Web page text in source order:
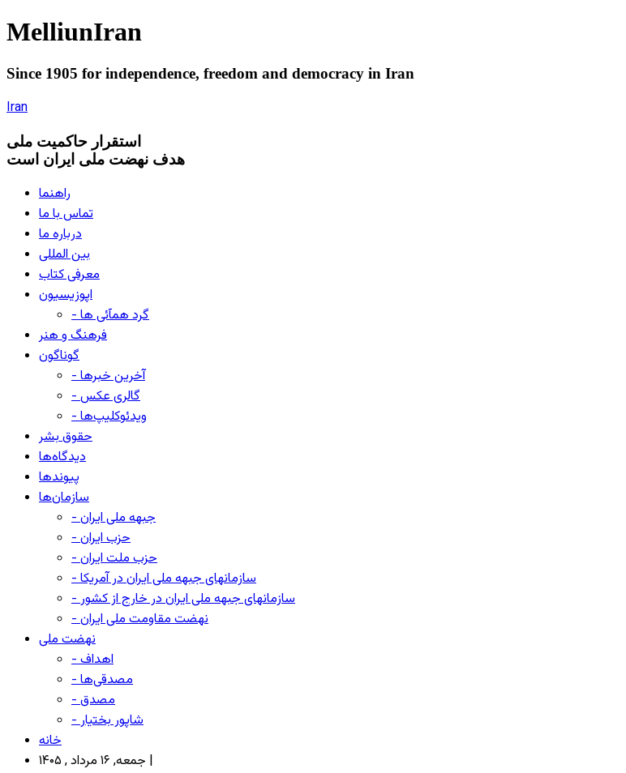
MelliunIran
Since 1905 for independence, freedom and democracy in Iran
Iran
استقرار حاکميت ملی
هدف نهضت ملی ایران است
راهنما
تماس با ما
درباره ما
بین المللی
معرفی کتاب
اپوزیسیون
- گرد همآئی ها
فرهنگ و هنر
گوناگون
- آخرین خبرها
- گالری عکس
- ویدئوکلیپ‌ها
حقوق بشر
دیدگاه‌ها
پیوندها
سازمان‌ها
- جبهه ملی ایران
- حزب ایران
- حزب ملت ایران
- سازمانهای جبهه ملی ایران در آمریکا
- سازمانهای جبهه ملی ایران در خارج از کشور
- نهضت مقاومت ملی ایران
نهضت ملی
- اهداف
- مصدقی‌ها
- مصدق
- شاپور بختیار
خانه
جمعه, ۱۶ مرداد , ۱۴۰۵ |